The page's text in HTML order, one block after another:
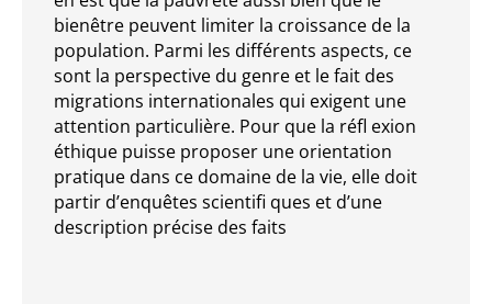
bienêtre peuvent limiter la croissance de la
population. Parmi les différents aspects, ce
sont la perspective du genre et le fait des
migrations internationales qui exigent une
attention particulière. Pour que la réfl exion
éthique puisse proposer une orientation
pratique dans ce domaine de la vie, elle doit
partir d’enquêtes scientifi ques et d’une
description précise des faits